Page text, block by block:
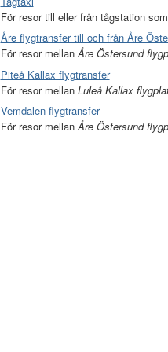
För resor till eller från tågstation
Åre flygtransfer till och från Åre
För resor mellanÅre Östersund
Piteå Kallax flygtransfer
För resor mellan Luleå Kallax
Vemdalen flygtransfer
För resor mellanÅre Östersund